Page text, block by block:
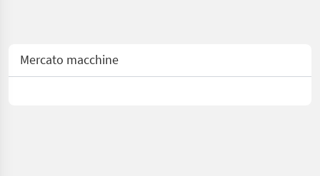
Mercato macchine